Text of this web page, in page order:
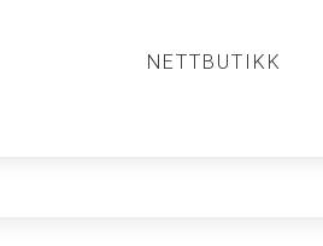
NETTBUTIKK